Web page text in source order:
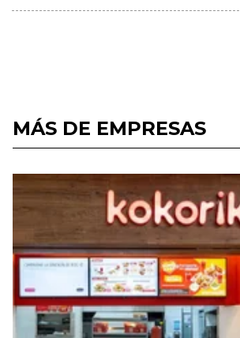
MÁS DE EMPRESAS